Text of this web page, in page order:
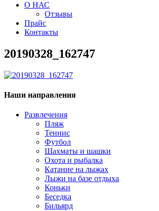
О НАС
Отзывы
Прайс
Контакты
20190328_162747
Наши направления
Развлечения
Пляж
Теннис
Футбол
Шахматы и шашки
Охота и рыбалка
Катание на лыжах
Лыжи на базе отдыха
Коньки
Беседка
Бильярд